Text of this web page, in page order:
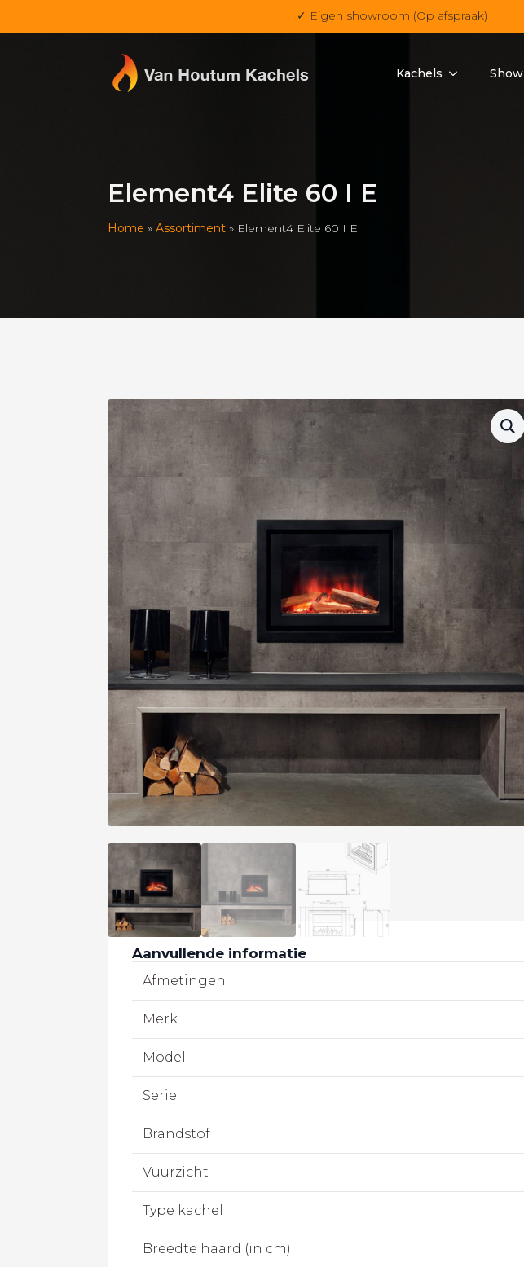
✓ Eigen showroom (Op afspraak)
Kachels
Element4 Elite 60 I E
Home » Assortiment » Element4 Elite 60 I E
Aanvullende informatie
Afmetingen
Merk
Model
Serie
Brandstof
Vuurzicht
Type kachel
Breedte haard (in cm)